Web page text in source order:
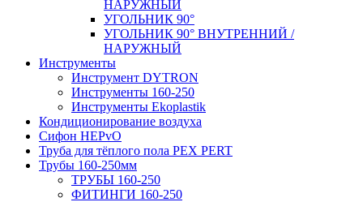
НАРУЖНЫЙ
УГОЛЬНИК 90°
УГОЛЬНИК 90° ВНУТРЕННИЙ /
НАРУЖНЫЙ
Инструменты
Инструмент DYTRON
Инструменты 160-250
Инструменты Ekoplastik
Кондиционирование воздуха
Сифон HEPvO
Труба для тёплого пола PEX PERT
Трубы 160-250мм
ТРУБЫ 160-250
ФИТИНГИ 160-250